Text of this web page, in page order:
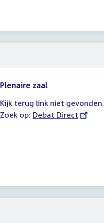
Plenaire zaal
Kijk terug link niet gevonden.
Zoek op: External
Debat Direct